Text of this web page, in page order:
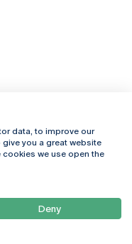
Online
Chegar
data, to improve our
you a great website
we use open the
Deny